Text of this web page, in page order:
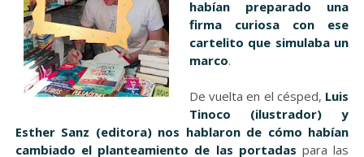
habían preparado una
firma curiosa con ese
cartelito que simulaba un
marco.
De vuelta en el césped, Luis
Tinoco (ilustrador) y
Esther Sanz (editora) nos hablaron de cómo habían
cambiado el planteamiento de las portadas para las